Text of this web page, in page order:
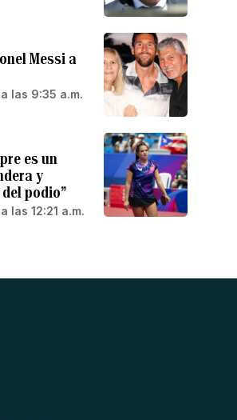
Messi a
las 9:35 a.m.
es un
y
podio”
las 12:21 a.m.